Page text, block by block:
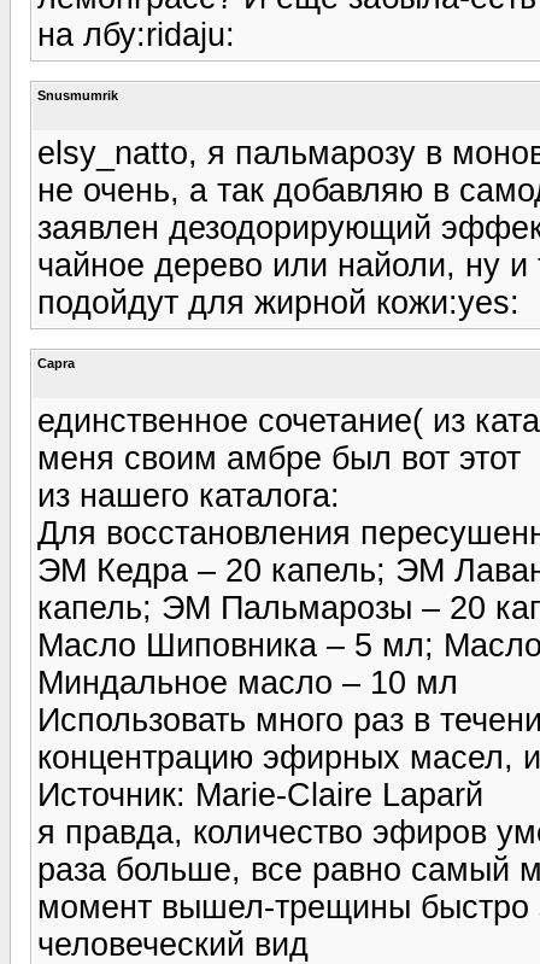
на лбу:ridaju:
Snusmumrik
elsy_natto, я пальмарозу в
не очень, а так добавляю в
заявлен дезодорирующий
чайное дерево или найоли, ну
подойдут для жирной кожи:yes:
Capra
единственное сочетание( из
меня своим амбре был вот этот
из нашего каталога:
Для восстановления
ЭМ Кедра – 20 капель; ЭМ
капель; ЭМ Пальмарозы – 20
Масло Шиповника – 5 мл;
Миндальное масло – 10 мл
Использовать много раз в
концентрацию эфирных масел,
Источник: Marie-Claire Laparй
я правда, количество эфиров
раза больше, все равно самый
момент вышел-трещины быстро
человеческий вид